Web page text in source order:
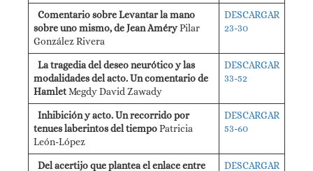
Comentario sobre Levantar la mano
sobre uno mismo, de Jean AméryPilar
González Rivera
DESCARGAR
23-30
La tragedia del deseo neurótico y las
modalidades del acto. Un comentario de
HamletMegdy David Zawady
DESCARGAR
33-52
Inhibición y acto. Un recorrido por
tenues laberintos del tiempoPatricia
León-López
DESCARGAR
53-60
Del acertijo que plantea el enlace entre DESCARGAR